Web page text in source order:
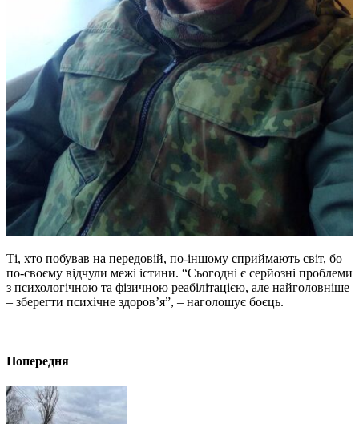
Ті, хто побував на передовій, по-іншому сприймають світ, бо
по-своєму відчули межі істини. “Сьогодні є серйозні проблеми
з психологічною та фізичною реабілітацією, але найголовніше
– зберегти психічне здоров’я”, – наголошує боєць.
Попередня